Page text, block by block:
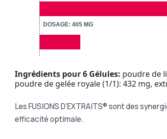
DOSAGE: 405 MG
Ingrédients pour 6 Gélules: poudre de
poudre de gelée royale (1/1): 432 mg,
Les FUSIONS D’EXTRAITS® sont des
efficacité optimale.